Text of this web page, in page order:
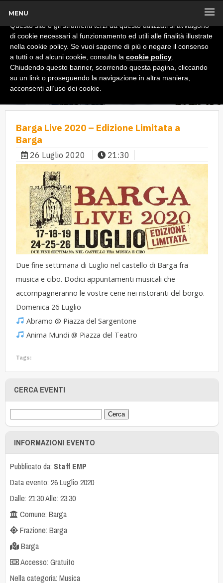
MENU
Barga Live 2020 – Edizione Limitata a
Barga
26 Luglio 2020 21:30
Due fine settimana di Luglio nel castello di Barga fra
musica e cibo. Dodici appuntamenti musicali che
accompagneranno le vostre cene nei ristoranti del borgo.
Domenica 26 Luglio
Abramo @ Piazza del Sargentone
Anima Mundi @ Piazza del Teatro
Tags:
CERCA EVENTI
INFORMAZIONI EVENTO
Pubblicato da: Staff EMP
Data evento: 26 Luglio 2020
Dalle: 21:30 Alle: 23:30
Comune: Barga
Frazione: Barga
Barga
Accesso: Gratuito
Nella categoria: Musica
x
Informativa
Questo sito o gli strumenti terzi da questo utilizzati si avvalgono
di cookie necessari al funzionamento ed utili alle finalità illustrate
nella cookie policy. Se vuoi saperne di più o negare il consenso
a tutti o ad alcuni cookie, consulta la cookie policy
Chiudendo questo banner, scorrendo questa pagina, cliccando
su un link o proseguendo la navigazione in altra maniera,
acconsenti all’uso dei cookie.